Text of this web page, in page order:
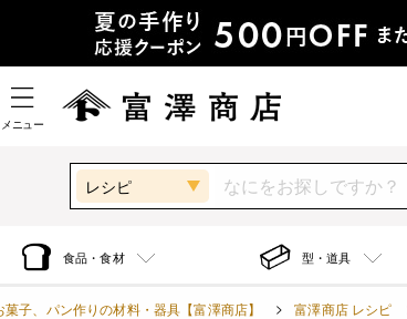
メニュー
レシピ
食品・食材 型・道具
菓子、パン作りの材料・器具【富澤商店】 富澤商店 レシピ